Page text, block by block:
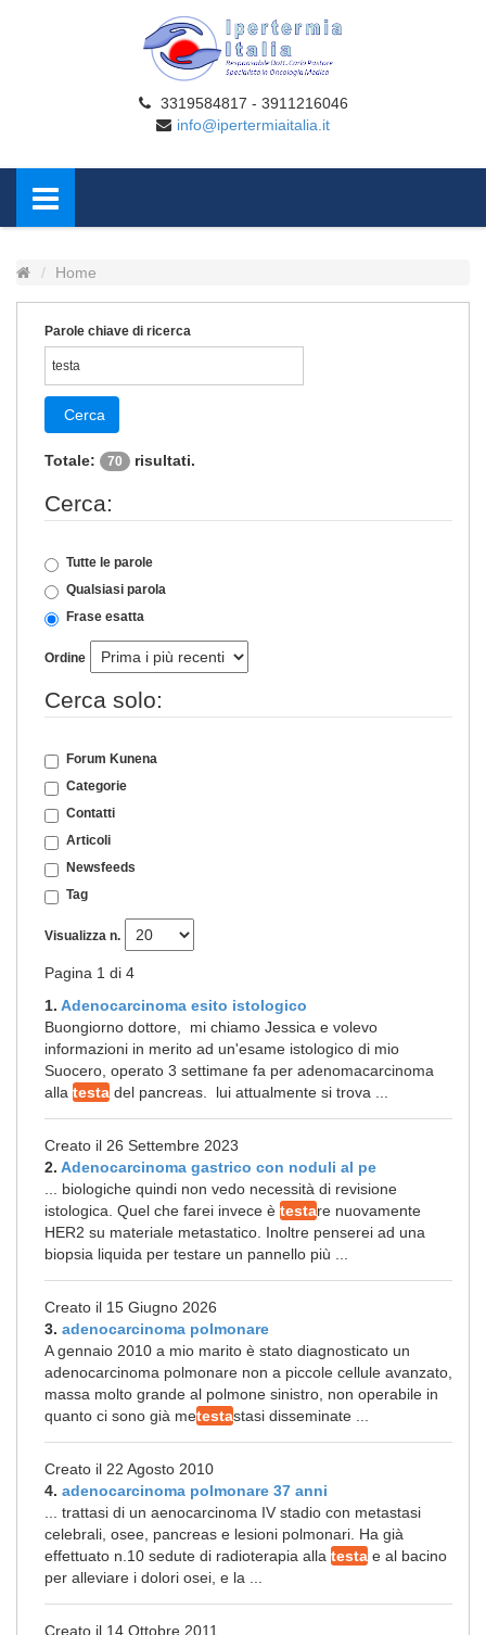
3319584817 - 3911216046
info@ipertermiaitalia.it
Home
Parole chiave di ricerca
Cerca
Totale: 70 risultati.
Cerca:
Tutte le parole
Qualsiasi parola
Frase esatta
Ordine
Cerca solo:
Forum Kunena
Categorie
Contatti
Articoli
Newsfeeds
Tag
Visualizza n.
Pagina 1 di 4
1. Adenocarcinoma esito istologico
Buongiorno dottore, mi chiamo Jessica e volevo
informazioni in merito ad un'esame istologico di mio
Suocero, operato 3 settimane fa per adenomacarcinoma
alla testa del pancreas. lui attualmente si trova ...
Creato il 26 Settembre 2023
2. Adenocarcinoma gastrico con noduli al pe
... biologiche quindi non vedo necessità di revisione
istologica. Quel che farei invece è testare nuovamente
HER2 su materiale metastatico. Inoltre penserei ad una
biopsia liquida per testare un pannello più ...
Creato il 15 Giugno 2026
3. adenocarcinoma polmonare
A gennaio 2010 a mio marito è stato diagnosticato un
adenocarcinoma polmonare non a piccole cellule avanzato,
massa molto grande al polmone sinistro, non operabile in
quanto ci sono già metestastasi disseminate ...
Creato il 22 Agosto 2010
4. adenocarcinoma polmonare 37 anni
... trattasi di un aenocarcinoma IV stadio con metastasi
celebrali, osee, pancreas e lesioni polmonari. Ha già
effettuato n.10 sedute di radioterapia alla testa e al bacino
per alleviare i dolori osei, e la ...
Creato il 14 Ottobre 2011